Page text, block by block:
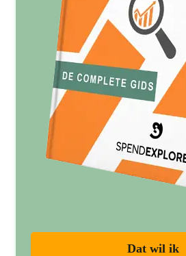
Dat wil ik